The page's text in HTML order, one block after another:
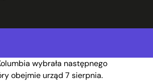
wybrała następnego
obejmie urząd 7 sierpnia.